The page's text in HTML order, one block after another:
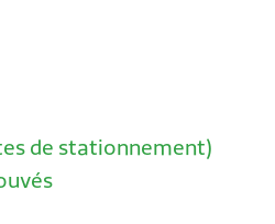
de stationnement)